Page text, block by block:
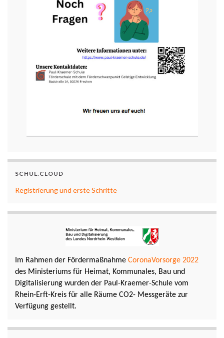
SCHUL.CLOUD
Registrierung und erste Schritte
Im Rahmen der Fördermaßnahme CoronaVorsorge 2022
des Ministeriums für Heimat, Kommunales, Bau und
Digitalisierung wurden der Paul-Kraemer-Schule vom
Rhein-Erft-Kreis für alle Räume CO2- Messgeräte zur
Verfügung gestellt.